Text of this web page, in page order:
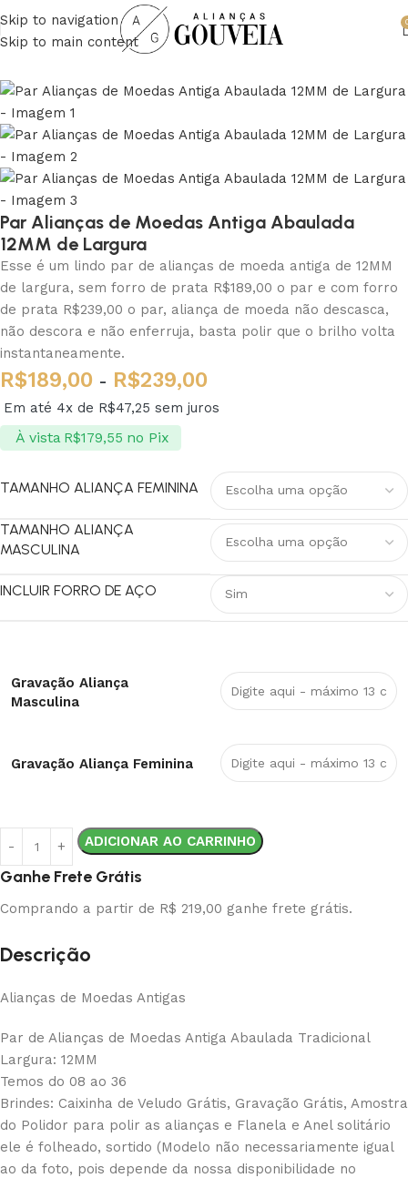
Skip to navigation
Skip to main content
Par Alianças de Moedas Antiga Abaulada
12MM de Largura
Esse é um lindo par de alianças de moeda antiga de 12MM
de largura, sem forro de prata R$189,00 o par e com forro
de prata R$239,00 o par, aliança de moeda não descasca,
não descora e não enferruja, basta polir que o brilho volta
instantaneamente.
R$189,00 - R$239,00
Em até 4x de R$47,25 sem juros
À vista R$179,55 no Pix
TAMANHO ALIANÇA FEMININA
TAMANHO ALIANÇA
MASCULINA
INCLUIR FORRO DE AÇO
Gravação Aliança
Masculina
Gravação Aliança Feminina
ADICIONAR AO CARRINHO
Ganhe Frete Grátis
Comprando a partir de R$ 219,00 ganhe frete grátis.
Descrição
Alianças de Moedas Antigas
Par de Alianças de Moedas Antiga Abaulada Tradicional
Largura: 12MM
Temos do 08 ao 36
Brindes: Caixinha de Veludo Grátis, Gravação Grátis, Amostra
do Polidor para polir as alianças e Flanela e Anel solitário
ele é folheado, sortido (Modelo não necessariamente igual
ao da foto, pois depende da nossa disponibilidade no